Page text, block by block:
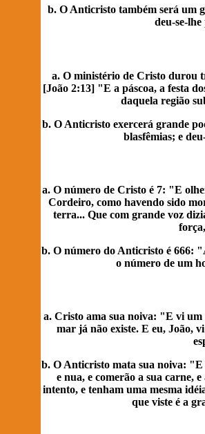
b. O Anticristo também será um
deu-se-
a. O ministério de Cristo durou
[João 2:13] "E a páscoa, a festa
daquela região
b. O Anticristo exercerá grande
blasfêmias; e
a. O número de Cristo é 7: "E
Cordeiro, como havendo sido
terra... Que com grande voz
b. O número do Anticristo é 666:
o número de um
a. Cristo ama sua noiva: "E vi
mar já não existe. E eu, João,
b. O Anticristo mata sua noiva: "E
e nua, e comerão a sua carne,
intento, e tenham uma mesma
que viste é a